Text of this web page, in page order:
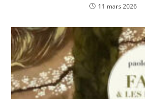
11 mars 2026